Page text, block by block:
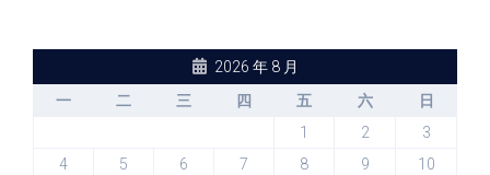
2026 年 8 月
一
二 三 四 五 六
日
1
2
3
4
5 6 7 8 9
10